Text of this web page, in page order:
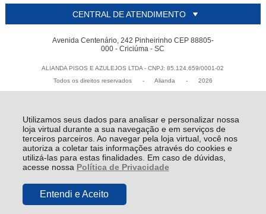
Utilizamos seus dados para analisar e personalizar nossa
loja virtual durante a sua navegação e em serviços de
terceiros parceiros. Ao navegar pela loja virtual, você nos
autoriza a coletar tais informações através do cookies e
utilizá-las para estas finalidades. Em caso de dúvidas,
acesse nossa Política de Privacidade
Entendi e Aceito
CENTRAL DE ATENDIMENTO
Avenida Centenário, 242 Pinheirinho CEP 88805-
000 - Criciúma - SC
ALIANDA PISOS E AZULEJOS LTDA - CNPJ: 85.124.659/0001-02
Todos os direitos reservados
- Alianda - 2026
R$ 6,79